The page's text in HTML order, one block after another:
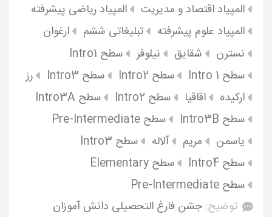
المپیاد اقتصاد و مدیریت
المپیاد ریاضی پیشرفته
المپیاد علوم پیشرفته
تبلیغاتی ششم
ارغوان
نسترن
شقایق نیلوفر
سطح Intro1
سطح Intro 1
سطح Intro2 سطح Intro3
رز
ارکیده
اقاقیا سطح Intro2
سطح Intro3A
سطح Intro3B
سطح Pre-Intermediate
یاسمن
مریم آلاله
سطح Intro3
سطح Intro4
سطح Elementary
سطح Pre-Intermediate
توضیح: جشن فارغ التحصیلی دانش آموزان